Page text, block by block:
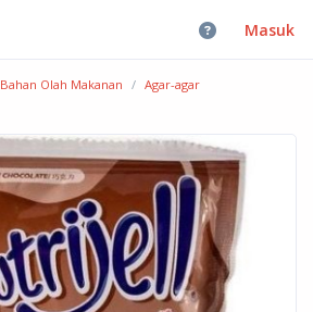
Masuk
Bahan Olah Makanan
Agar-agar